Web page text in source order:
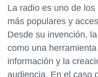
La radio es uno de
más populares y
Desde su invención,
como una
información y la
audiencia. En el caso